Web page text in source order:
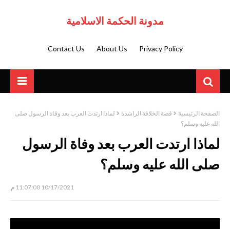
مدونة الحكمة الاسلامية
Privacy Policy
About Us
Contact Us
الصفحة الرئيسية قصة الخلافة الراشدة
لماذا ارتدت العرب بعد وفاة الرسول صلى
الله عليه وسلم؟
لماذا ارتدت العرب بعد وفاة الرسول
صلى الله عليه وسلم؟
10/17/2021 11:07:00 م